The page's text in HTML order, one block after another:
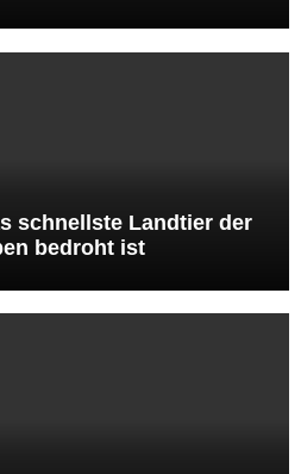
schnellste Landtier der
bedroht ist